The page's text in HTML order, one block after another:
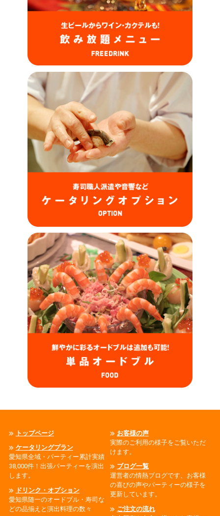
トップページ
ケータリングプラン
愛知県全域・パーティー累計実績
38,000件！出張パーティーを演出
します。
ドリンク・オプション
愛知県随一のオードブル・寿司な
どの品揃えと演出料理の数々
お客様の声
実際のご利用の様子をご覧いただ
けます。
ブログ一覧
運営者の情熱ブログです、お客様
の喜びの声やパーティーの様子を
更新しています。
ご注文の流れ